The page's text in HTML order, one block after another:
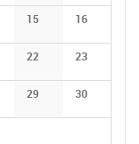
15 16
22 23
29 30